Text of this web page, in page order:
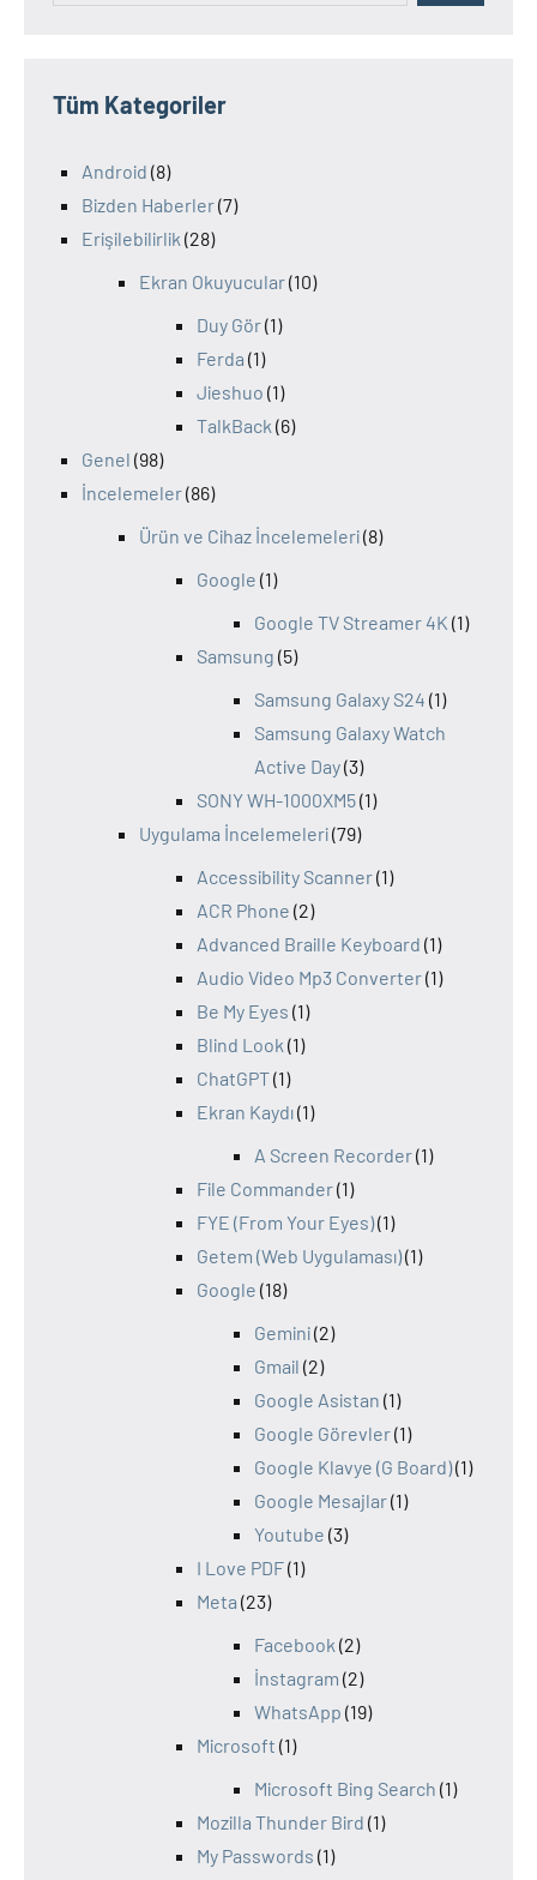
Tüm Kategoriler
Android (8)
Bizden Haberler(7)
Erişilebilirlik (28)
Ekran Okuyucular(10)
Duy Gör(1)
Ferda (1)
Jieshuo (1)
TalkBack (6)
Genel (98)
İncelemeler(86)
Ürün ve Cihaz İncelemeleri(8)
Google (1)
Google TV Streamer 4K (1)
Samsung (5)
Samsung Galaxy S24 (1)
Samsung Galaxy Watch
Active Day(3)
SONY WH-1000XM5(1)
Uygulama İncelemeleri(79)
Accessibility Scanner(1)
ACR Phone (2)
Advanced Braille Keyboard (1)
Audio Video Mp3 Converter(1)
Be My Eyes (1)
Blind Look (1)
ChatGPT(1)
Ekran Kaydı(1)
A Screen Recorder(1)
File Commander(1)
FYE (From Your Eyes)(1)
Getem (Web Uygulaması)(1)
Google (18)
Gemini(2)
Gmail (2)
Google Asistan (1)
Google Görevler(1)
Google Klavye (G Board)(1)
Google Mesajlar(1)
Youtube (3)
I Love PDF(1)
Meta (23)
Facebook (2)
İnstagram (2)
WhatsApp (19)
Microsoft (1)
Microsoft Bing Search (1)
Mozilla Thunder Bird (1)
My Passwords (1)